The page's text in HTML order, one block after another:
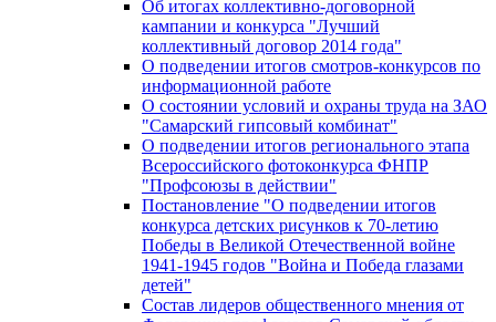
Об итогах коллективно-договорной
кампании и конкурса "Лучший
коллективный договор 2014 года"
О подведении итогов смотров-конкурсов по
информационной работе
О состоянии условий и охраны труда на ЗАО
"Самарский гипсовый комбинат"
О подведении итогов регионального этапа
Всероссийского фотоконкурса ФНПР
"Профсоюзы в действии"
Постановление "О подведении итогов
конкурса детских рисунков к 70-летию
Победы в Великой Отечественной войне
1941-1945 годов "Война и Победа глазами
детей"
Состав лидеров общественного мнения от